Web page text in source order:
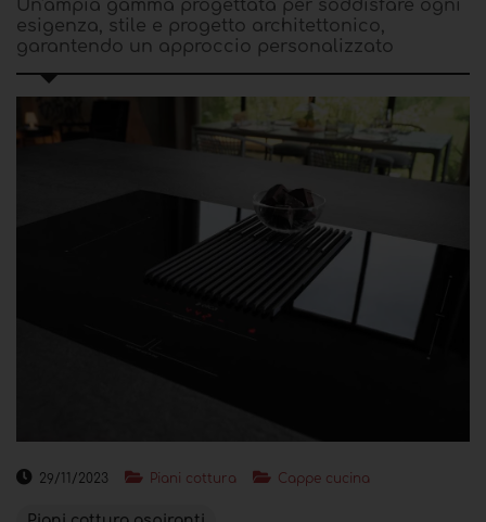
Un'ampia gamma progettata per soddisfare ogni
esigenza, stile e progetto architettonico,
garantendo un approccio personalizzato
29/11/2023 Piani cottura Cappe cucina